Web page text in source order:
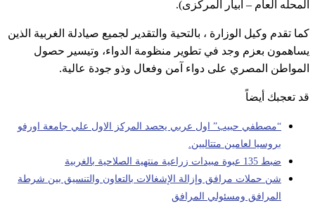
المحله العام – ابيار المركزى).
كما تقدم وكيل الوزارة ، بالتحية والتقدير لجميع صيادلة الغربية الذين
يساهمون بعزم وجد في تطوير منظومة الدواء، وتيسير حصول
المواطن المصري على دواء آمن وفعال وذو جودة عالية.
قد تعجبك أيضاً
“مصطفي حبيب” اول عربي يحصد المركز الاول علي جامعة اورفو
بروسيا لعامين متتاليين.
ضبط 135 عبوة مبيدات زراعية منتهية الصلاحية بالغربية
شن حملات مرافق وإزالة الإشغالات بالتعاون والتنسيق بين شرطة
المرافق ومسئولي المرافق